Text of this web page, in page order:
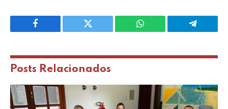
Facebook Twitter WhatsApp Telegram
Posts Relacionados